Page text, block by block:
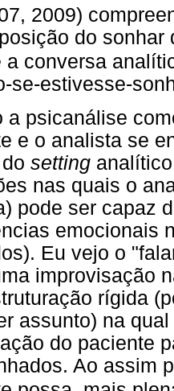
2009)
do
a conversa
se-estivesse-
a psicanálise
e o analista se
setting
nas quais o
pode ser capaz
emocionais
Eu vejo o
improvisação
rígida
assunto) na
do paciente
Ao assim